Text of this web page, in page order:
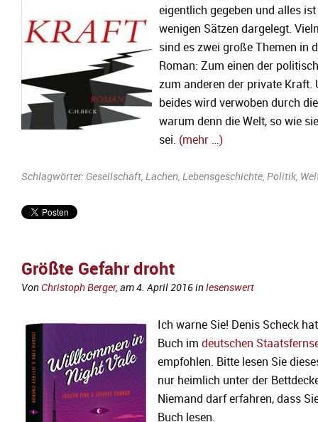
eigentlich gegeben und alles
wenigen Sätzen dargelegt.
sind es zwei große Themen in
Roman: Zum einen der
zum anderen der private Kraft.
beides wird verwoben durch
warum denn die Welt, so wie
sei. (mehr …)
Schlagwörter: Gesellschaft, Lachen, Lebensgeschichte, Politik,
Größte Gefahr droht
VonChristoph Berger, am4. April 2016inlesenswert
Ich warne Sie! Denis Scheck
Buch im deutschen
empfohlen. Bitte lesen Sie
nur heimlich unter der
Niemand darf erfahren, dass
Buch lesen.